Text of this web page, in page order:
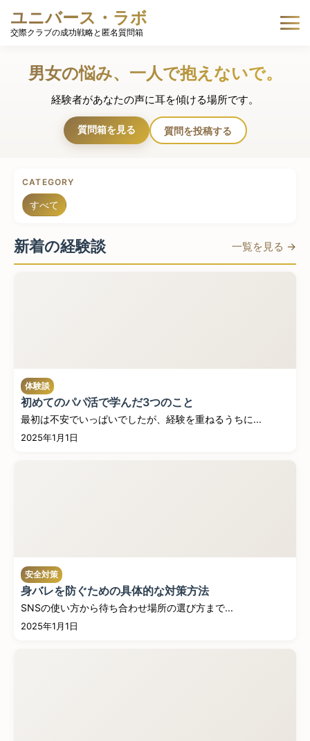
ユニバース・ラボ
交際クラブの成功戦略と匿名質問箱
男女の悩み、一人で抱えないで。
経験者があなたの声に耳を傾ける場所です。
質問箱を見る 質問を投稿する
CATEGORY
すべて
新着の経験談 一覧を見る →
体験談
初めてのパパ活で学んだ3つのこと
最初は不安でいっぱいでしたが、経験を重ねるうちに...
2025年1月1日
安全対策
身バレを防ぐための具体的な対策方法
SNSの使い方から待ち合わせ場所の選び方まで...
2025年1月1日